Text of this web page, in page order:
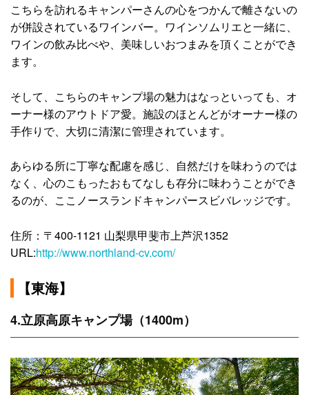
こちらを訪れるキャンパーさんの心をつかんで離さないの
が併設されているワインバー。ワインソムリエと一緒に、
ワインの飲み比べや、美味しいおつまみを頂くことができ
ます。
そして、こちらのキャンプ場の魅力はなっといっても、オ
ーナー様のアウトドア愛。施設のほとんどがオーナー様の
手作りで、大切に清潔に管理されています。
あらゆる所に丁寧な配慮を感じ、自然だけを味わうのでは
なく、心のこもったおもてなしも存分に味わうことができ
るのが、ここノースランドキャンパースビバレッジです。
住所：〒400-1121 山梨県甲斐市上芦沢1352
URL:http://www.northland-cv.com/
【東海】
4.立原高原キャンプ場（1400m）